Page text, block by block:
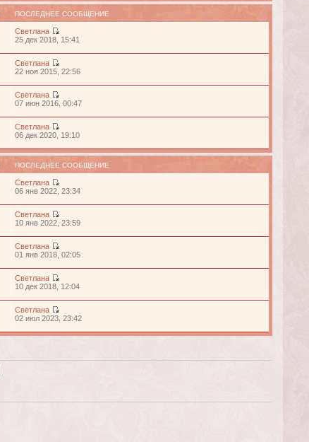
ПОСЛЕДНЕЕ СООБЩЕНИЕ
Светлана
25 дек 2018, 15:41
Светлана
22 ноя 2015, 22:56
Светлана
07 июн 2016, 00:47
Светлана
06 дек 2020, 19:10
ПОСЛЕДНЕЕ СООБЩЕНИЕ
Светлана
06 янв 2022, 23:34
Светлана
10 янв 2022, 23:59
Светлана
01 янв 2018, 02:05
Светлана
10 дек 2018, 12:04
Светлана
02 июл 2023, 23:42